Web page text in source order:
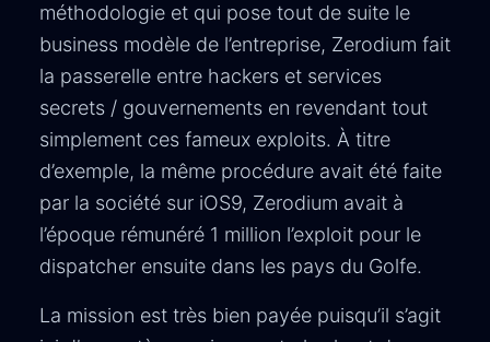
méthodologie et qui pose tout de suite le
business modèle de l’entreprise, Zerodium fait
la passerelle entre hackers et services
secrets / gouvernements en revendant tout
simplement ces fameux exploits. À titre
d’exemple, la même procédure avait été faite
par la société sur iOS9, Zerodium avait à
l’époque rémunéré 1 million l’exploit pour le
dispatcher ensuite dans les pays du Golfe.
La mission est très bien payée puisqu’il s’agit